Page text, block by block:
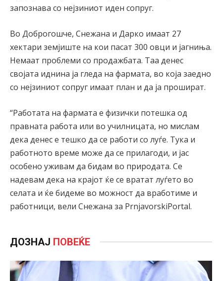
запознава со нејзиниот иден сопруг.
Во Доброгошче, Снежана и Дарко имаат 27
хектари земјиште на кои пасат 300 овци и јагниња.
Немаат проблеми со продажбата. Таа денес
својата иднина ја гледа на фармата, во која заедно
со нејзиниот сопруг имаат план и да ја прошират.
“Работата на фармата е физички потешка од
правната работа или во училницата, но мислам
дека денес е тешко да се работи со луѓе. Тука и
работното време може да се прилагоди, и јас
особено уживам да бидам во природата. Се
надевам дека на крајот ќе се вратат луѓето во
селата и ќе бидеме во можност да вработиме и
работници, вели Снежана за PrnjavorskiPortal.
ДОЗНАЈ ПОВЕЌЕ